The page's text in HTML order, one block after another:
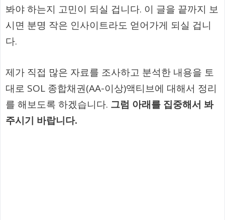
봐야 하는지 고민이 되실 겁니다. 이 글을 끝까지 보
시면 분명 작은 인사이트라도 얻어가게 되실 겁니
다.
제가 직접 많은 자료를 조사하고 분석한 내용을 토
대로 SOL 종합채권(AA-이상)액티브에 대해서 정리
를 해보도록 하겠습니다. 그럼 아래를 집중해서 봐
주시기 바랍니다.